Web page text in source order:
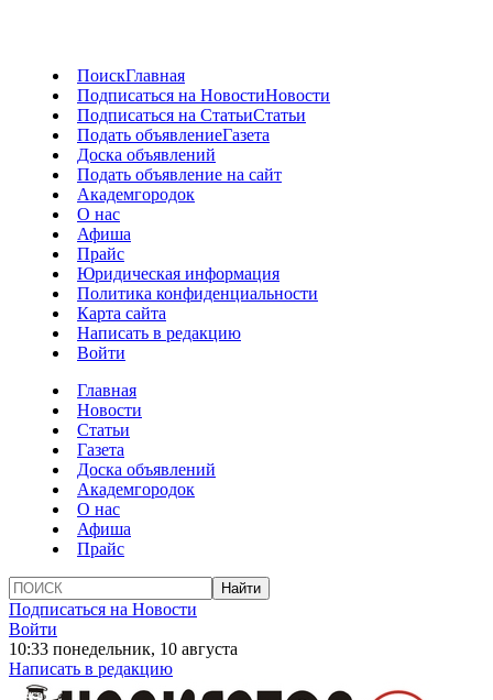
ПоискГлавная
Подписаться на НовостиНовости
Подписаться на СтатьиСтатьи
Подать объявлениеГазета
Доска объявлений
Подать объявление на сайт
Академгородок
О нас
Афиша
Прайс
Юридическая информация
Политика конфиденциальности
Карта сайта
Написать в редакцию
Войти
Главная
Новости
Статьи
Газета
Доска объявлений
Академгородок
О нас
Афиша
Прайс
Подписаться на Новости
Войти
10:33 понедельник, 10 августа
Написать в редакцию